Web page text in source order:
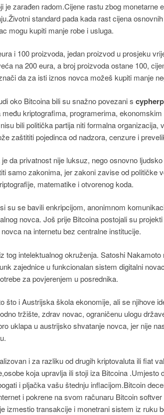
je zarađen radom.Cijene rastu zbog monetarne
standard pada kada rast cijena
mogu kupiti manje robe i usluga.
i 100 proizvoda, jedan proizvod u prosjeku
na 200 eura, a broj proizvoda ostane 100,
da za isti iznos novca možeš kupiti manje
oko Bitcoina bili su snažno povezani s
kriptografima, programerima,
bili politička partija niti formalna organizacija,
zaštititi pojedinca od nadzora, cenzure i
da privatnost nije luksuz, nego osnovno
samo zakonima, jer zakoni zavise od političke
matematike i otvorenog koda.
su se bavili enkripcijom, anonimnom
novca. Još prije Bitcoina postojali su
na internetu bez centralne institucije.
tog intelektualnog okruženja. Satoshi
zajednice u funkcionalan sistem digitalni
za povjerenjem u posrednika.
što i Austrijska škola ekonomije, ali se njihove
tržište, zdrav novac, ograničenu ulogu
uklapa u austrijsko shvatanje novca, jer nije
i za razliku od drugih kriptovaluta ili fiat
koja upravlja ili stoji iza Bitcoina .Umjesto
i pljačka vašu štednju inflacijom.Bitcoin
i pokrene na svom računaru Bitcoin softver
izmestio transakcije i monetrani sistem iz ruku